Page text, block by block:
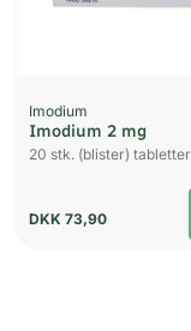
Imodium
Imodium 2 mg
20 stk. (blister) tabletter
DKK 73,90